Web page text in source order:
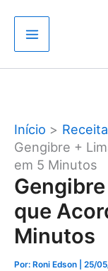
para
conteúdo
Início
Gengibre +
em 5 Minutos
que
Minutos
Por: Roni Edson | 25/